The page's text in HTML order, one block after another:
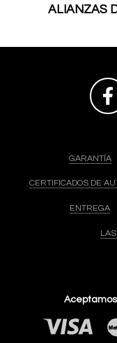
ALIANZAS
GARANTÍA
CERTIFICADOS DE
ENTREGA